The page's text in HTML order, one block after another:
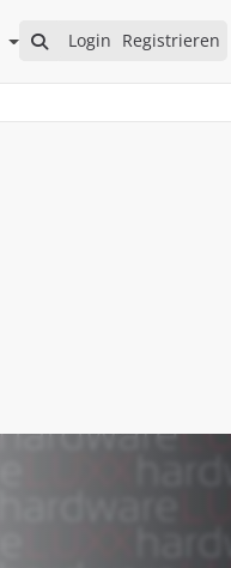
Login Registrieren
Open Internes Submenu